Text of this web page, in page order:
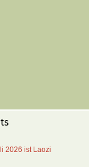
2026 ist Laozi